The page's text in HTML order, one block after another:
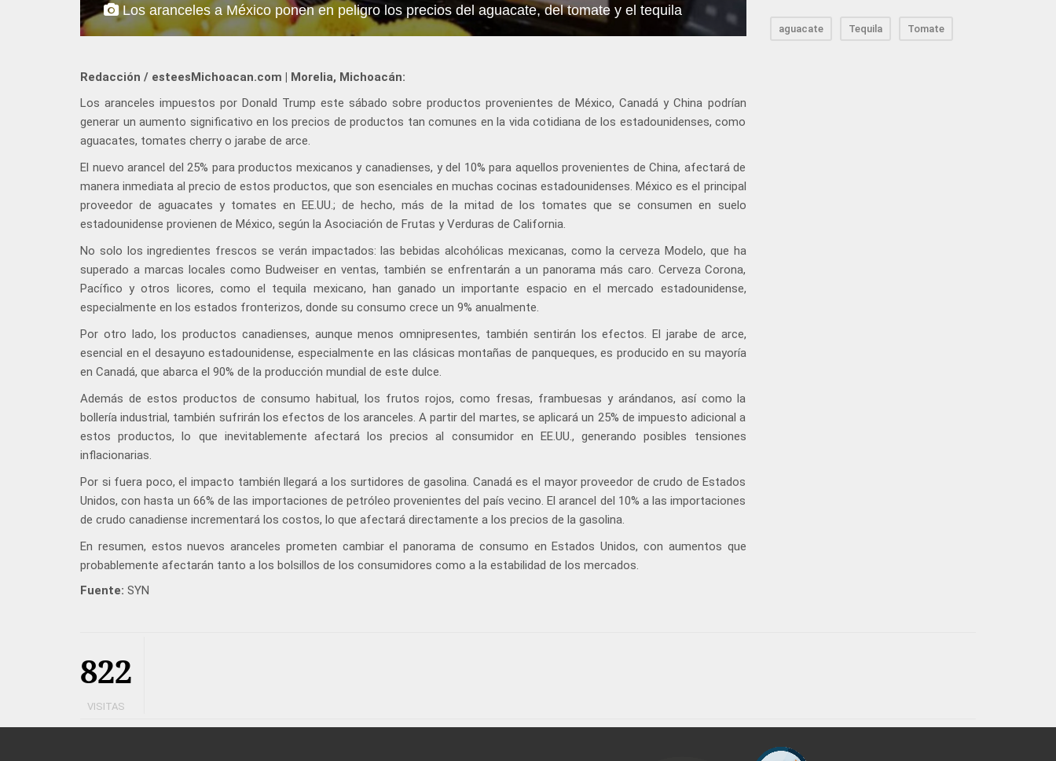
Los aranceles a México ponen en peligro los precios del aguacate, del tomate y el tequila
Redacción / esteesMichoacan.com | Morelia, Michoacán:
Los aranceles impuestos por Donald Trump este sábado sobre productos provenientes de México, Canadá y China podrían
generar un aumento significativo en los precios de productos tan comunes en la vida cotidiana de los estadounidenses, como
aguacates, tomates cherry o jarabe de arce.
El nuevo arancel del 25% para productos mexicanos y canadienses, y del 10% para aquellos provenientes de China, afectará de
manera inmediata al precio de estos productos, que son esenciales en muchas cocinas estadounidenses. México es el principal
proveedor de aguacates y tomates en EE.UU.; de hecho, más de la mitad de los tomates que se consumen en suelo
estadounidense provienen de México, según la Asociación de Frutas y Verduras de California.
No solo los ingredientes frescos se verán impactados: las bebidas alcohólicas mexicanas, como la cerveza Modelo, que ha
superado a marcas locales como Budweiser en ventas, también se enfrentarán a un panorama más caro. Cerveza Corona,
Pacífico y otros licores, como el tequila mexicano, han ganado un importante espacio en el mercado estadounidense,
especialmente en los estados fronterizos, donde su consumo crece un 9% anualmente.
Por otro lado, los productos canadienses, aunque menos omnipresentes, también sentirán los efectos. El jarabe de arce,
esencial en el desayuno estadounidense, especialmente en las clásicas montañas de panqueques, es producido en su mayoría
en Canadá, que abarca el 90% de la producción mundial de este dulce.
Además de estos productos de consumo habitual, los frutos rojos, como fresas, frambuesas y arándanos, así como la
bollería industrial, también sufrirán los efectos de los aranceles. A partir del martes, se aplicará un 25% de impuesto adicional a
estos productos, lo que inevitablemente afectará los precios al consumidor en EE.UU., generando posibles tensiones
inflacionarias.
Por si fuera poco, el impacto también llegará a los surtidores de gasolina. Canadá es el mayor proveedor de crudo de Estados
Unidos, con hasta un 66% de las importaciones de petróleo provenientes del país vecino. El arancel del 10% a las importaciones
de crudo canadiense incrementará los costos, lo que afectará directamente a los precios de la gasolina.
En resumen, estos nuevos aranceles prometen cambiar el panorama de consumo en Estados Unidos, con aumentos que
probablemente afectarán tanto a los bolsillos de los consumidores como a la estabilidad de los mercados.
Fuente: SYN
aguacate Tequila Tomate
822
VISITAS